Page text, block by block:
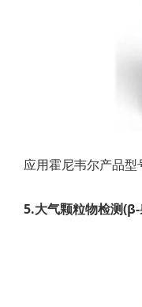
应用霍尼韦尔产品
5.大气颗粒物检测(β-